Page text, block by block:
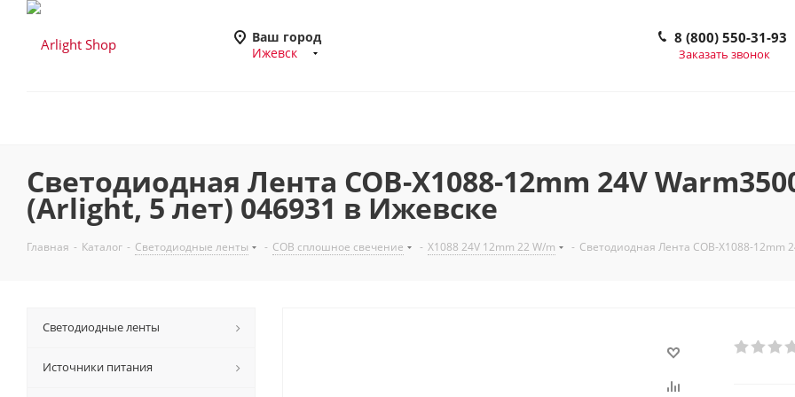
Ваш город
Ижевск
8 (800) 550-31-93
Заказать звонок
Светодиодная Лента COB-X1088-12mm 24V
(Arlight, 5 лет) 046931 в Ижевске
Главная - Каталог - Светодиодные ленты - COB сплошное свечение - X1088 24V 12mm 22 W/m - Светодиодная Лента COB-X1088-12mm
Светодиодные ленты
Источники питания